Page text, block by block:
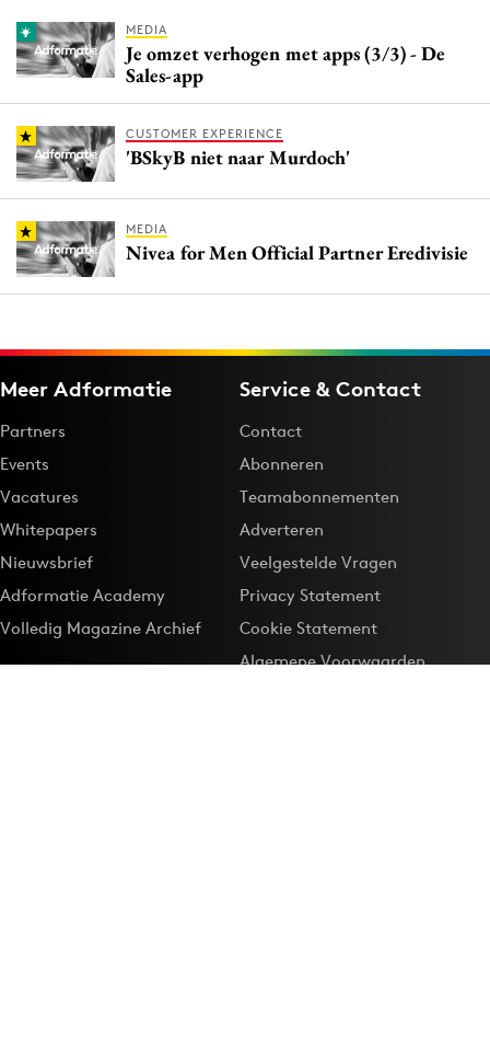
MEDIA
Je omzet verhogen met apps (3/3) - De
Sales-app
CUSTOMER EXPERIENCE
'BSkyB niet naar Murdoch'
MEDIA
Nivea for Men Official Partner Eredivisie
Meer Adformatie
Partners
Events
Vacatures
Whitepapers
Nieuwsbrief
Adformatie Academy
Volledig Magazine Archief
Service & Contact
Contact
Abonneren
Teamabonnementen
Adverteren
Veelgestelde Vragen
Privacy Statement
Cookie Statement
Algemene Voorwaarden